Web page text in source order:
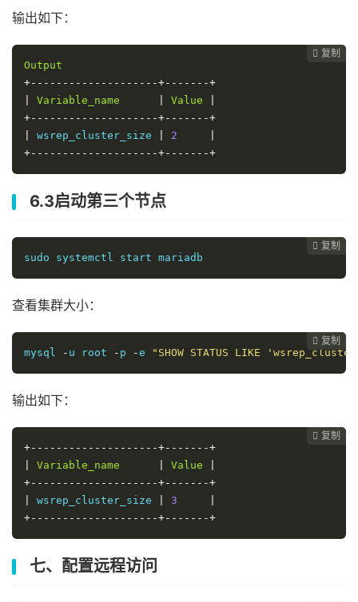
输出如下：
 复制
 复制
 复制
 复制
 复制
 复制
 复制
Output
+--------------------+-------+
Variable_name Value
+--------------------+-------+
wsrep_cluster_size 2
+--------------------+-------+
6.3启动第三个节点
 复制
 复制
 复制
 复制
 复制
 复制
sudo systemctl start mariadb
查看集群大小：
 复制
 复制
 复制
 复制
 复制
mysql
- u root - p -e "SHOW STATUS LIKE
输出如下：
 复制
 复制
 复制
 复制
+--------------------+-------+
Variable_name Value
+--------------------+-------+
wsrep_cluster_size 3
+--------------------+-------+
七、配置远程访问